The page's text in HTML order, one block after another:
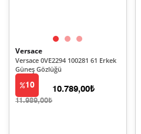
Versace
Versace 0VE2294 100281 61 Erkek
Güneş Gözlüğü
10
11.989,00₺
10.789,00₺